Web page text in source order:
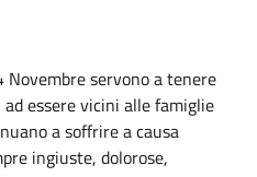
Novembre servono a tenere
essere vicini alle famiglie
a soffrire a causa
ingiuste, dolorose,